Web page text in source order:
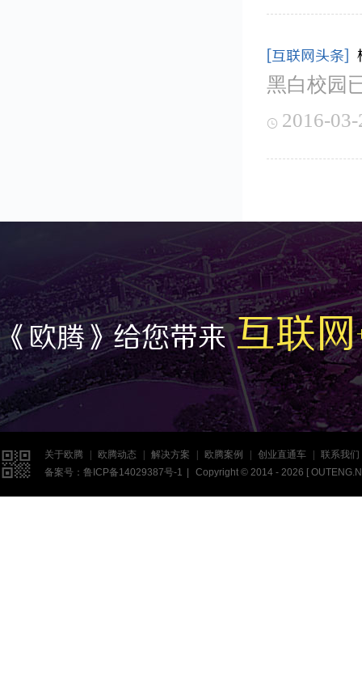
[互联网头条]
黑白校园
 2016-
《欧腾》给您带来互联网
 关于欧腾 欧腾动态 解决方案 欧腾案例 创业直通车
联系我们
备案号： 鲁ICP备14029387号-1 Copyright © 2014 - 2026 [